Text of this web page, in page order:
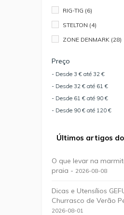
RIG-TIG (6)
STELTON (4)
ZONE DENMARK (28)
Preço
- Desde 3 € até 32 €
- Desde 32 € até 61 €
- Desde 61 € até 90 €
- Desde 90 € até 120 €
Últimos artigos
O que levar na
praia - 2026-08-08
Dicas e Utensílios
Churrasco de Verão
2026-08-01